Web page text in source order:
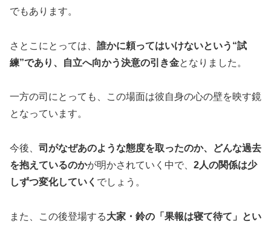
でもあります。
さとこにとっては、 誰かに頼ってはいけないという“試
練”であり、自立へ向かう決意の引き金となりました。
一方の司にとっても、この場面は彼自身の心の壁を映す鏡
となっています。
今後、 司がなぜあのような態度を取ったのか、どんな過去
を抱えているのかが明かされていく中で、 2人の関係は少
しずつ変化していく でしょう。
また、この後登場する大家・鈴の「果報は寝て待て」とい